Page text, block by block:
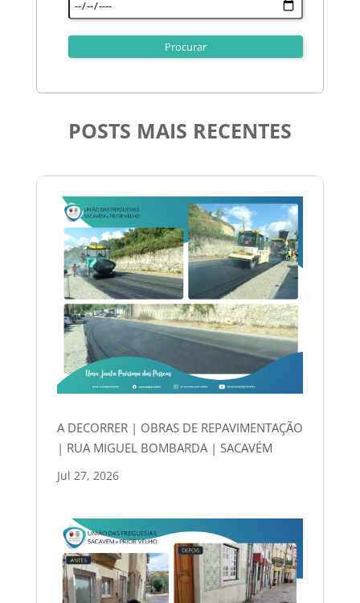
POSTS MAIS RECENTES
A DECORRER | OBRAS DE REPAVIMENTAÇÃO
| RUA MIGUEL BOMBARDA | SACAVÉM
Jul 27, 2026